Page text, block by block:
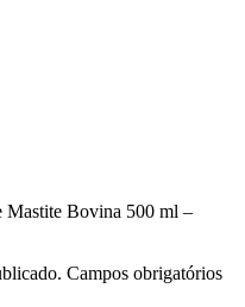
Mastite Bovina 500 ml –
Campos obrigatórios